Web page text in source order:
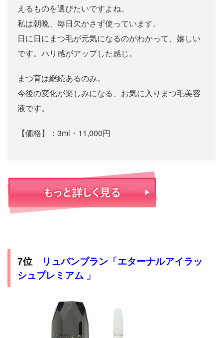
えるものを選びたいですよね。
私は朝晩、毎日欠かさず使っています。
日に日にまつ毛が元気になるのがわかって、嬉しい
です。ハリ感がアップした感じ。
まつ育は継続あるのみ。
今後の変化が楽しみになる、お気に入りまつ毛美容
液です。
【価格】：3ml・11,000円
7位
リュバンブラン「エターナルアイラッ
シュプレミアム 」